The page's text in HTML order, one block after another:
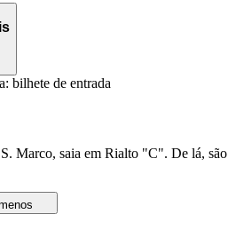
bilhete de entrada
Marco, saia em Rialto "C". De lá, são